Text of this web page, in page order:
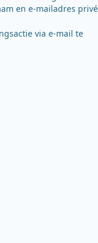
en e-mailadres privé
via e-mail te